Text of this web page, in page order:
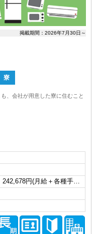
掲載期間：2026年7月30日～
寮
、会社が用意した寮に住むこと
円(月給＋各種手…